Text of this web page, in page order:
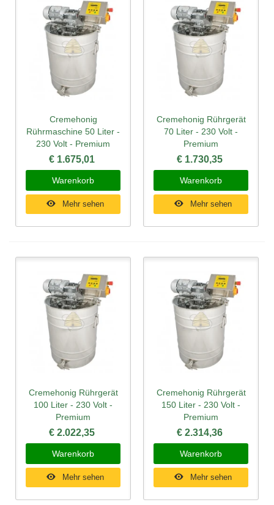
Cremehonig
Rührmaschine 50 Liter -
230 Volt - Premium
€ 1.675,01
Warenkorb
Mehr sehen
Cremehonig Rührgerät
70 Liter - 230 Volt -
Premium
€ 1.730,35
Warenkorb
Mehr sehen
Cremehonig Rührgerät
100 Liter - 230 Volt -
Premium
€ 2.022,35
Warenkorb
Mehr sehen
Cremehonig Rührgerät
150 Liter - 230 Volt -
Premium
€ 2.314,36
Warenkorb
Mehr sehen